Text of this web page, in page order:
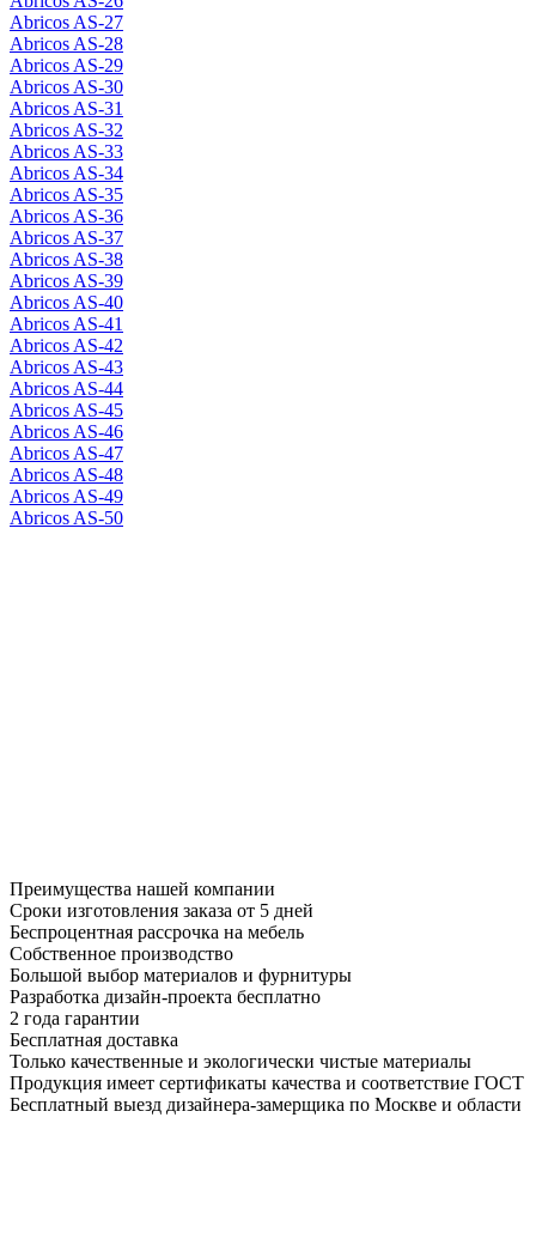
Abricos AS-27
Abricos AS-28
Abricos AS-29
Abricos AS-30
Abricos AS-31
Abricos AS-32
Abricos AS-33
Abricos AS-34
Abricos AS-35
Abricos AS-36
Abricos AS-37
Abricos AS-38
Abricos AS-39
Abricos AS-40
Abricos AS-41
Abricos AS-42
Abricos AS-43
Abricos AS-44
Abricos AS-45
Abricos AS-46
Abricos AS-47
Abricos AS-48
Abricos AS-49
Abricos AS-50
Преимущества нашей компании
Сроки изготовления заказа от 5 дней
Беспроцентная рассрочка на мебель
Собственное производство
Большой выбор материалов и фурнитуры
Разработка дизайн-проекта бесплатно
2 года гарантии
Бесплатная доставка
Только качественные и экологически чистые материалы
Продукция имеет сертификаты качества и соответствие ГОСТ
Бесплатный выезд дизайнера-замерщика по Москве и области